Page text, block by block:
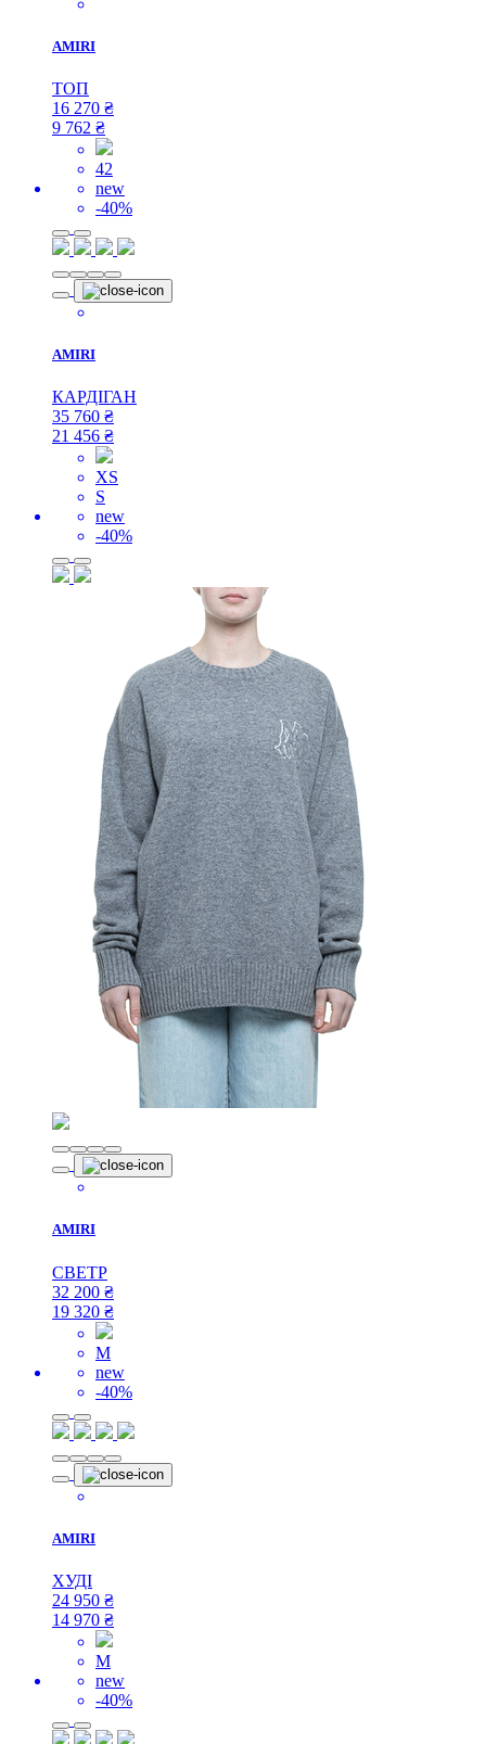
AMIRI
ТОП
16 270 ₴
9 762 ₴
42
new
-40%
AMIRI
КАРДІГАН
35 760 ₴
21 456 ₴
XS
S
new
-40%
AMIRI
СВЕТР
32 200 ₴
19 320 ₴
M
new
-40%
AMIRI
ХУДІ
24 950 ₴
14 970 ₴
M
new
-40%